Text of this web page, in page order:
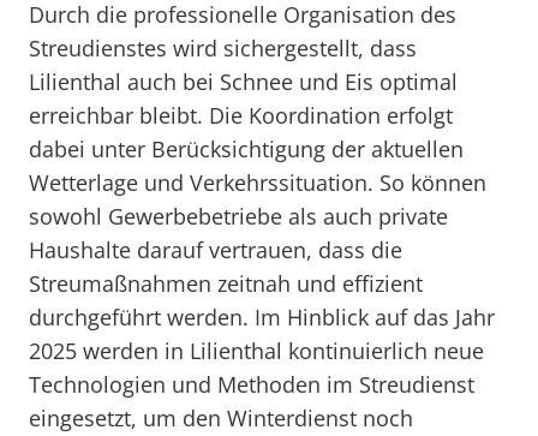
Durch die professionelle Organisation des
Streudienstes wird sichergestellt, dass
Lilienthal auch bei Schnee und Eis optimal
erreichbar bleibt. Die Koordination erfolgt
dabei unter Berücksichtigung der aktuellen
Wetterlage und Verkehrssituation. So können
sowohl Gewerbebetriebe als auch private
Haushalte darauf vertrauen, dass die
Streumaßnahmen zeitnah und effizient
durchgeführt werden. Im Hinblick auf das Jahr
2025 werden in Lilienthal kontinuierlich neue
Technologien und Methoden im Streudienst
eingesetzt, um den Winterdienst noch